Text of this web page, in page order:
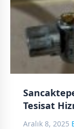
Tesisat
Aralık 8, 2025